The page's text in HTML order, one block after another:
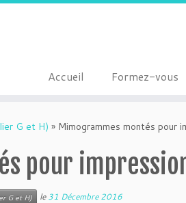
Accueil Formez-vous
G et H) » Mimogrammes montés
pour
G et H) le31 Décembre 2016